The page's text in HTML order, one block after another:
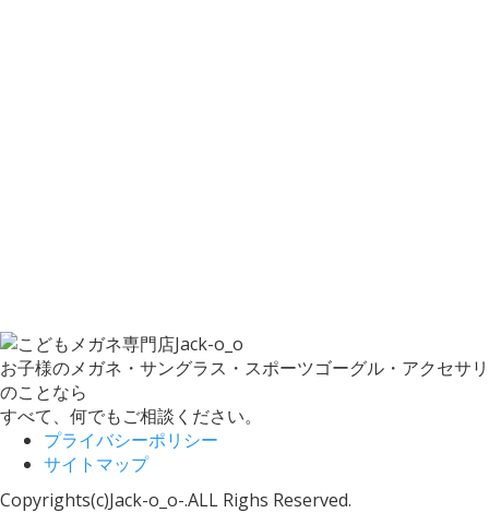
お子様のメガネ・サングラス・スポーツゴーグル・アクセサリ
のことなら
すべて、何でもご相談ください。
プライバシーポリシー
サイトマップ
Copyrights(c)Jack-o_o-.ALL Righs Reserved.